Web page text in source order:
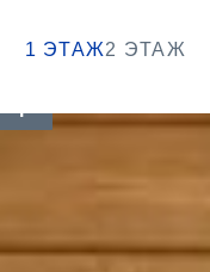
1 ЭТАЖ2 ЭТАЖ